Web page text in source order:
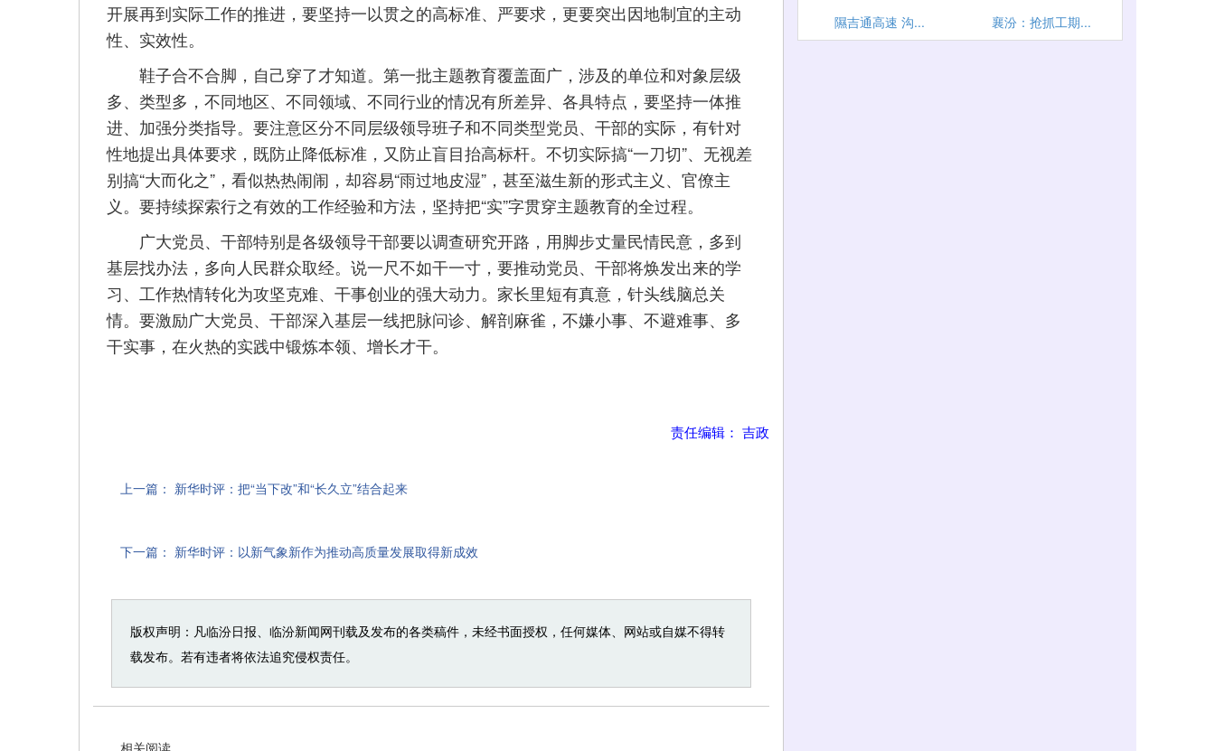
开展再到实际工作的推进，要坚持一以贯之的高标准、严要求，更要突出因地制宜的主动
性、实效性。
鞋子合不合脚，自己穿了才知道。第一批主题教育覆盖面广，涉及的单位和对象层级
多、类型多，不同地区、不同领域、不同行业的情况有所差异、各具特点，要坚持一体推
进、加强分类指导。要注意区分不同层级领导班子和不同类型党员、干部的实际，有针对
性地提出具体要求，既防止降低标准，又防止盲目抬高标杆。不切实际搞“一刀切”、无视差
别搞“大而化之”，看似热热闹闹，却容易“雨过地皮湿”，甚至滋生新的形式主义、官僚主
义。要持续探索行之有效的工作经验和方法，坚持把“实”字贯穿主题教育的全过程。
广大党员、干部特别是各级领导干部要以调查研究开路，用脚步丈量民情民意，多到
基层找办法，多向人民群众取经。说一尺不如干一寸，要推动党员、干部将焕发出来的学
习、工作热情转化为攻坚克难、干事创业的强大动力。家长里短有真意，针头线脑总关
情。要激励广大党员、干部深入基层一线把脉问诊、解剖麻雀，不嫌小事、不避难事、多
干实事，在火热的实践中锻炼本领、增长才干。
责任编辑： 吉政
上一篇： 新华时评：把“当下改”和“长久立”结合起来
下一篇： 新华时评：以新气象新作为推动高质量发展取得新成效
版权声明：凡临汾日报、临汾新闻网刊载及发布的各类稿件，未经书面授权，任何媒体、网站或自媒不得转
载发布。若有违者将依法追究侵权责任。
隰吉通高速 沟... 襄汾：抢抓工期...